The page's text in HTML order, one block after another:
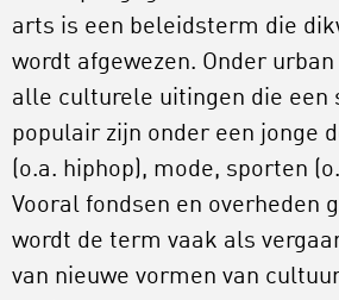
arts is een beleidsterm die
wordt afgewezen. Onder
alle culturele uitingen die een
populair zijn onder een jonge
(o.a. hiphop), mode, sporten
Vooral fondsen en overheden
wordt de term vaak als
van nieuwe vormen van